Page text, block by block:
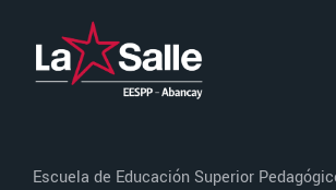
Escuela de Educación Superior